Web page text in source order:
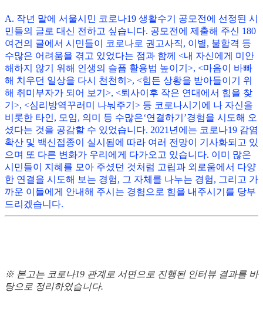
A. 작년 말에 서울시민 코로나19 생활수기 공모전에 선정된 시
민들의 글로 대신 전하고 싶습니다. 공모전에 제출해 주신 180
여건의 글에서 시민들이 코로나로 권고사직, 이별, 불합격 등
수많은 어려움을 겪고 있었다는 점과 함께 <내 자신에게 미안
해하지 않기 위해 인생의 슬픔 활용법 높이기>, <마음이 바빠
해 치우던 일상을 다시 천천히>, <힘든 상황을 받아들이기 위
해 취미부자가 되어 보기>, <퇴사이후 작은 연대에서 힘을 찾
기>, <심리방역꾸러미 나눠주기> 등 코로나시기에 나 자신을
비롯한 타인, 모임, 의미 등 수많은‘연결하기’경험을 시도해 오
셨다는 것을 공감할 수 있었습니다. 2021년에는 코로나19 감염
확산 및 백신접종이 실시됨에 따라 여러 전망이 기사화되고 있
으며 또 다른 변화가 우리에게 다가오고 있습니다. 이미 많은
시민들이 지혜를 모아 주셨던 것처럼 고립과 외로움에서 다양
한 연결을 시도해 보는 경험, 그 자체를 나누는 경험, 그리고 가
까운 이들에게 안내해 주시는 경험으로 힘을 내주시기를 당부
드리겠습니다.
※ 본고는 코로나19 관계로 서면으로 진행된 인터뷰 결과를 바
탕으로 정리하였습니다.